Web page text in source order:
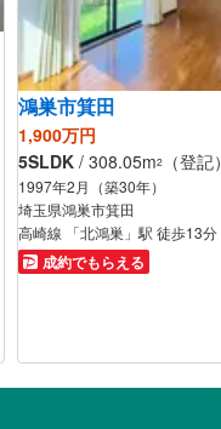
鴻巣市箕田
1,900万円
5SLDK / 308.05m2 （登
1997年2月（築30年）
埼玉県鴻巣市箕田
高崎線 「北鴻巣」駅 徒歩13分
成約でもらえる